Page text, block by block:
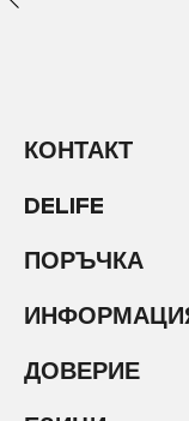
КОНТАКТ
DELIFE
ПОРЪЧКА
ДОВЕРИЕ